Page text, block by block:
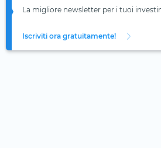
La migliore newsletter per i tuoi
Iscriviti ora gratuitamente!